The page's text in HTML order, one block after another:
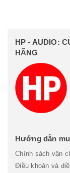
HP - AUDIO:
HÃNG
Hướng dẫn
Chính sách vận
Điều khoản và